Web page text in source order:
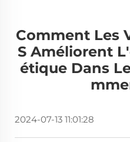
Comment Les
S Améliorent
Étique Dans
2024-07-13 11:01:28